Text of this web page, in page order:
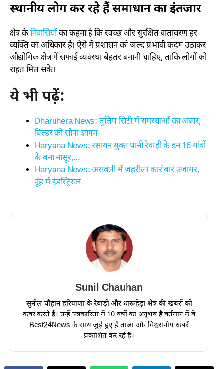
स्थानीय लोग कर रहे हैं समाधान का इंतजार
क्षेत्र केनिवासियोंका कहना है कि स्वच्छ और सुरक्षित वातावरण हर
व्यक्ति का अधिकार है। ऐसे में प्रशासन को जल्द प्रभावी कदम उठाकर
औद्योगिक क्षेत्र में सफाई व्यवस्था बेहतर बनानी चाहिए, ताकि लोगों को
राहत मिल सके।
ये भी पढ़ें:
Dharuhera News: तुलिप सिटी में समस्याओं का अंबार,
बिल्डर को सौपा ज्ञापन
Haryana News: रसायन युक्त पानी रेवाड़ी के इन 16 गांवों
के बना नासूर,…
Haryana News: अरावली में ज़हरीला कारोबार उजागर,
नूंह में इंडस्ट्रियल…
Sunil Chauhan
सुनील चौहान हरियाणा के रेवाड़ी और धारूहेड़ा क्षेत्र की खबरों को
कवर करते हैं। उन्हें पत्रकारिता में 10 वर्षों का अनुभव है वर्तमान में वे
Best24News के साथ जुड़े हुए हैं ताजा और विश्वसनीय खबरें
प्रकाशित कर रहे हैं।